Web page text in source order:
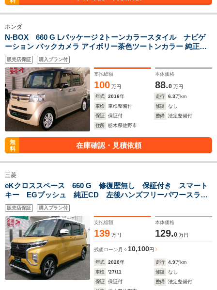
ホンダ
N-BOX 660 G Lパッケージ 2トーンカラースタイル ナビゲ
ーション バックカメラ アイボリー茶色ツートンカラー 純正ア
ルミ スマートキー ETC
販売店保証 購入プラン付
支払総額
100 万円
本体価格
88.0 万円
年式
2016年 走行 6.3万km
車検
車検整備付 修復
なし
保証
保証付 整備
法定整備付
住所
栃木県佐野市
無
料
在庫確認・見積依頼
三菱
eKクロススペース 660 G 修復歴無し 保証付き スマート
キー EGプッシュ 純正CD 左後ハンズフリーパワースライ
ドドア 衝突軽減ブレーキ 全方位カメラ 前席シートヒータ
ー LEDヘッドライト フォグランプ 純正15インチAW
販売店保証 購入プラン付
支払総額
139 万円
本体価格
129.0 万円
残価ローン 月々 10,100円
年式 2020年 走行 4.9万km
車検
'27/11 修復
なし
保証
保証付 整備
法定整備付